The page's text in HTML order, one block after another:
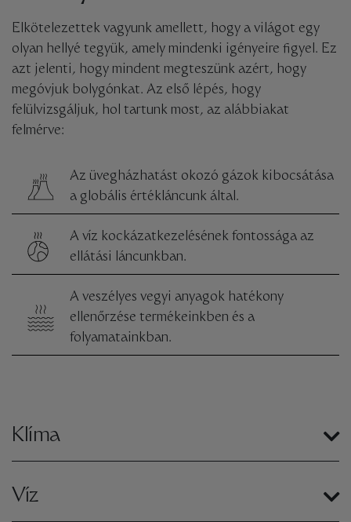
Elkötelezettek vagyunk amellett, hogy a világot egy
olyan hellyé tegyük, amely mindenki igényeire figyel. Ez
azt jelenti, hogy mindent megteszünk azért, hogy
megóvjuk bolygónkat. Az első lépés, hogy
felülvizsgáljuk, hol tartunk most, az alábbiakat
felmérve:
Az üvegházhatást okozó gázok kibocsátása
a globális értékláncunk által.
A víz kockázatkezelésének fontossága az
ellátási láncunkban.
A veszélyes vegyi anyagok hatékony
ellenőrzése termékeinkben és a
folyamatainkban.
Klíma
Víz